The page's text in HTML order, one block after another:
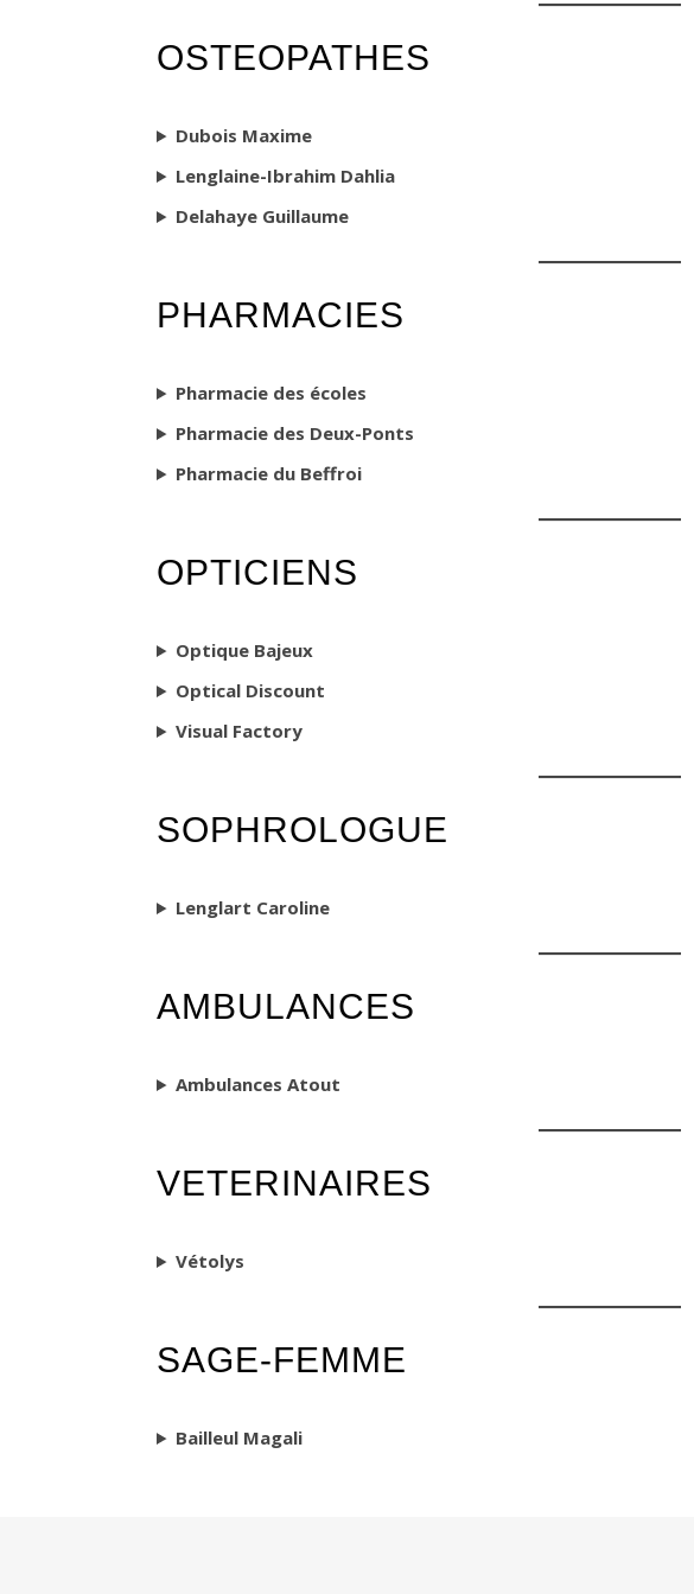
OSTEOPATHES
Dubois Maxime
Lenglaine-Ibrahim Dahlia
Delahaye Guillaume
PHARMACIES
Pharmacie des écoles
Pharmacie des Deux-Ponts
Pharmacie du Beffroi
OPTICIENS
Optique Bajeux
Optical Discount
Visual Factory
SOPHROLOGUE
Lenglart Caroline
AMBULANCES
Ambulances Atout
VETERINAIRES
Vétolys
SAGE-FEMME
Bailleul Magali